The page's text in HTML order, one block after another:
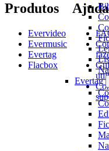
Evertag
Produtos
Evervideo
Evermusic
Evertag
Flacbox
Ajuda